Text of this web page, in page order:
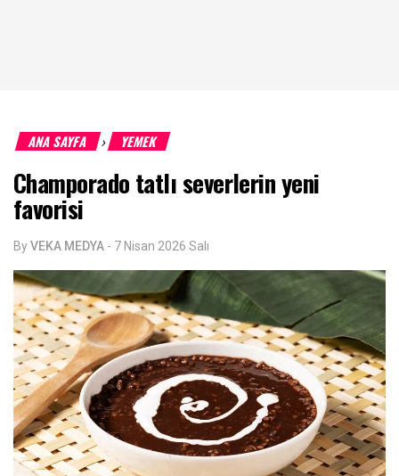
ANA SAYFA › YEMEK
Champorado tatlı severlerin yeni
favorisi
ByVEKA MEDYA - 7 Nisan 2026 Salı